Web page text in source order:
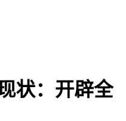
状：开辟全